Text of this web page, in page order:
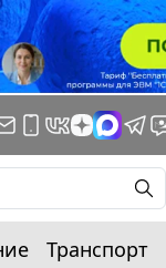
Транспорт